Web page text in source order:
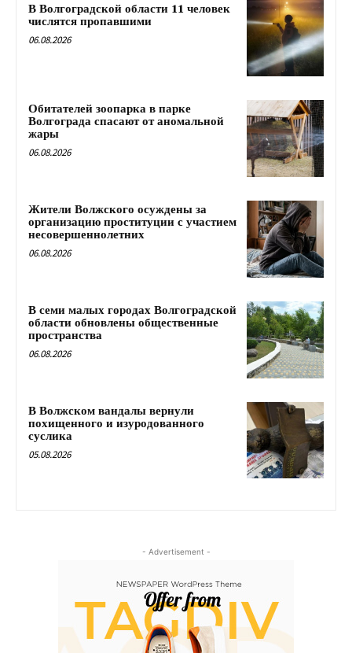
В Волгоградской области 11 человек
числятся пропавшими
06.08.2026
Обитателей зоопарка в парке
Волгограда спасают от аномальной
жары
06.08.2026
Жители Волжского осуждены за
организацию проституции с участием
несовершеннолетних
06.08.2026
В семи малых городах Волгоградской
области обновлены общественные
пространства
06.08.2026
В Волжском вандалы вернули
похищенного и изуродованного
суслика
05.08.2026
- Advertisement -